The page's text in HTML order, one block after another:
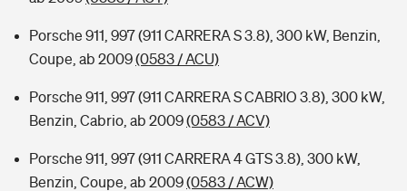
Porsche 911, 997 (911 CARRERA S 3.8), 300 kW, Benzin,
Coupe, ab 2009(0583 / ACU)
Porsche 911, 997 (911 CARRERA S CABRIO 3.8), 300 kW,
Benzin, Cabrio, ab 2009(0583 / ACV)
Porsche 911, 997 (911 CARRERA 4 GTS 3.8), 300 kW,
Benzin, Coupe, ab 2009(0583 / ACW)